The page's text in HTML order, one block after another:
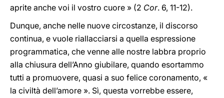
aprite anche voi il vostro cuore » (2 Cor. 6, 11-12).
Dunque, anche nelle nuove circostanze, il discorso
continua, e vuole riallacciarsi a quella espressione
programmatica, che venne alle nostre labbra proprio
alla chiusura dell’Anno giubilare, quando esortammo
tutti a promuovere, quasi a suo felice coronamento, «
la civiltà dell’amore ». Sì, questa vorrebbe essere,